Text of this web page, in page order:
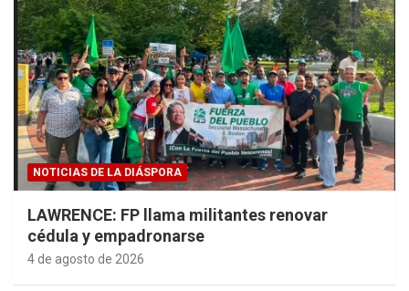
NOTICIAS DE LA DIÁSPORA
LAWRENCE: FP llama militantes renovar
cédula y empadronarse
4 de agosto de 2026